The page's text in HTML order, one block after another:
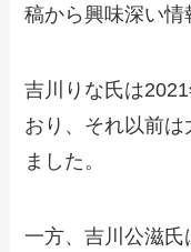
稿から興味深い情
吉川りな氏は
おり、それ以前
ました。
一方、吉川公滋